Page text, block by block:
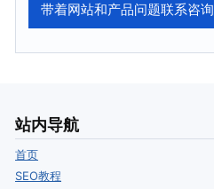
站内导航
首页
SEO教程
带着网站和产品问题联系咨询